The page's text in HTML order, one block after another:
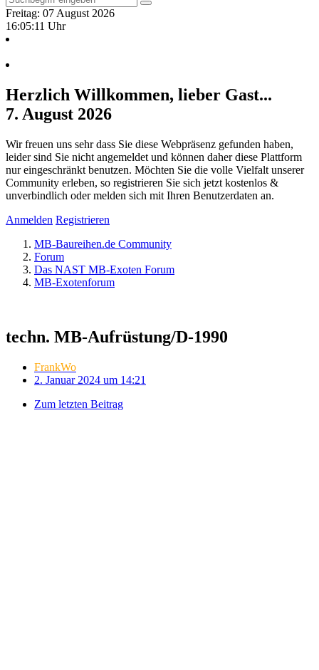
Freitag: 07 August 2026
16:05:12 Uhr
Herzlich Willkommen, lieber Gast...
7. August 2026
Wir freuen uns sehr dass Sie diese Webpräsenz gefunden haben,
leider sind Sie nicht angemeldet und können daher diese Plattform
nur eingeschränkt benutzen. Möchten Sie die volle Vielfalt unserer
Community erleben, so registrieren Sie sich jetzt kostenlos &
unverbindlich oder melden sich mit Ihren Benutzerdaten an.
Anmelden Registrieren
MB-Baureihen.de Community
Forum
Das NAST MB-Exoten Forum
MB-Exotenforum
techn. MB-Aufrüstung/D-1990
FrankWo
2. Januar 2024 um 14:21
Zum letzten Beitrag